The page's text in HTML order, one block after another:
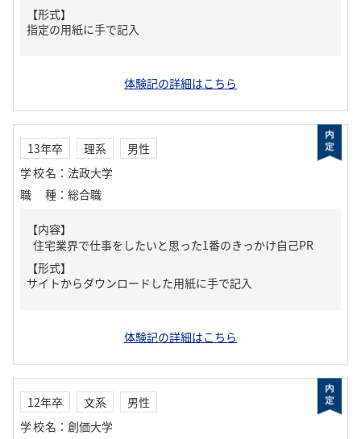
【形式】
指定の用紙に手で記入
体験記の詳細はこちら
13年卒 理系
男性
学校名 ： 法政大学
職種 ： 総合職
【内容】
住宅業界で仕事をしたいと思った1番のきっかけ自己PR
【形式】
サイトからダウンロードした用紙に手で記入
体験記の詳細はこちら
12年卒 文系
男性
学校名 ： 創価大学